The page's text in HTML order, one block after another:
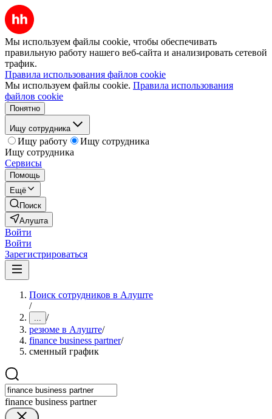
Мы используем файлы cookie, чтобы обеспечивать
правильную работу нашего веб-сайта и анализировать сетевой
трафик.
Правила использования файлов cookie
Мы используем файлы cookie. Правила использования
файлов cookie
Понятно
Ищу сотрудника
Ищу работу
Ищу сотрудника
Ищу сотрудника
Сервисы
Помощь
Ещё
Поиск
Алушта
Войти
Войти
Зарегистрироваться
Поиск сотрудников в Алуште
/
... /
резюме в Алуште/
finance business partner/
сменный график
finance business partner